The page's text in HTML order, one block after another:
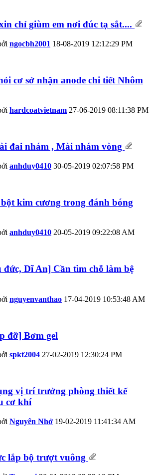
chỉ giùm em nơi đúc tạ sắt....
ngocbh2001 18-08-2019 12:12:29 PM
cơ sở nhận anode chi tiết Nhôm
hardcoatvietnam 27-06-2019 08:11:38 PM
đai nhám , Mài nhám vòng
anhduy0410 30-05-2019 02:07:58 PM
kim cương trong đánh bóng
anhduy0410 20-05-2019 09:22:08 AM
đức, Dĩ An] Cần tìm chỗ làm bệ
nguyenvanthao 17-04-2019 10:53:48 AM
đỡ] Bơm gel
spkt2004 27-02-2019 12:30:24 PM
vị trí trưởng phòng thiết kế
cơ khí
Nguyên Nhớ 19-02-2019 11:41:34 AM
lắp bộ trượt vuông